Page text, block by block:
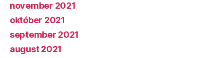
november 2021
október 2021
september 2021
august 2021